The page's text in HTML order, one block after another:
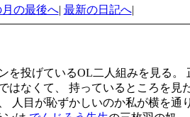
月の最後へ| 最新の日記へ|
を投げているOL二人組みを見る。
はなくて、 持っているところを見
人目が恥ずかしいのか私が横を通